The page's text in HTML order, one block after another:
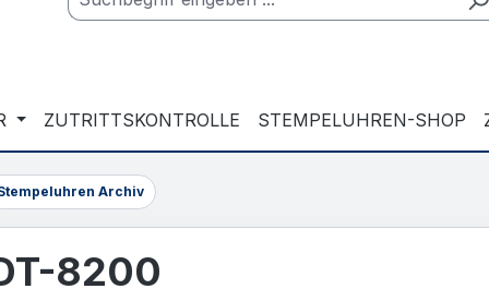
ZUTRITTSKONTROLLE STEMPELUHREN-SHOP
Archiv
8200